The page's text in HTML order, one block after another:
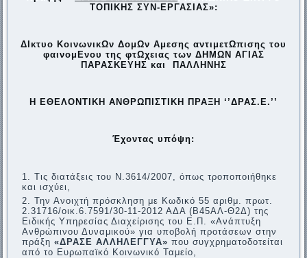
ΤΟΠΙΚΗΣ ΣΥΝ-ΕΡΓΑΣΙΑΣ»:
ΔΙκτυο ΚοινωνικΩν ΔομΩν Αμεσης αντιμετΩπισης του
φαινομΕνου της φτΩχειας των ΔΗΜΩΝ ΑΓΙΑΣ
ΠΑΡΑΣΚΕΥΗΣ και ΠΑΛΛΗΝΗΣ
Η ΕΘΕΛΟΝΤΙΚΗ ΑΝΘΡΩΠΙΣΤΙΚΗ ΠΡΑΞΗ ‘’ΔΡΑΣ.Ε.’’
Έχοντας υπόψη:
Τις διατάξεις του Ν.3614/2007, όπως τροποποιήθηκε
και ισχύει,
Την Ανοιχτή πρόσκληση με Κωδικό 55 αριθμ. πρωτ.
2.31716/οικ.6.7591/30-11-2012 ΑΔΑ (Β45ΑΛ-Θ2Δ) της
Ειδικής Υπηρεσίας Διαχείρισης του Ε.Π. «Ανάπτυξη
Ανθρώπινου Δυναμικού» για υποβολή προτάσεων στην
πράξη«ΔΡΑΣΕ ΑΛΛΗΛΕΓΓΥΑ»που συγχρηματοδοτείται
από το Ευρωπαϊκό Κοινωνικό Ταμείο,